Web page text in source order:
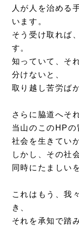
人が人を治める
います。
そう受け取れば
す。
知っていて、そ
分けないと、
取り越し苦労ば
さらに脇道へそ
当山のこのHPの
社会を生きてい
しかし、その社
同時にたましい
これはもう、我
き、
それを承知で踏